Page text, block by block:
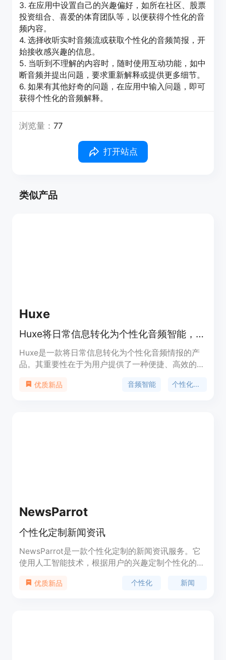
3. 在应用中设置自己的兴趣偏好，如所在社区、股票
投资组合、喜爱的体育团队等，以便获得个性化的音
频内容。
4. 选择收听实时音频流或获取个性化的音频简报，开
始接收感兴趣的信息。
5. 当听到不理解的内容时，随时使用互动功能，如中
断音频并提出问题，要求重新解释或提供更多细节。
6. 如果有其他好奇的问题，在应用中输入问题，即可
获得个性化的音频解释。
浏览量：77
打开站点
类似产品
Huxe
Huxe将日常信息转化为个性化音频智能，无需滚动浏览获取资讯。
Huxe是一款将日常信息转化为个性化音频情报的产
品。其重要性在于为用户提供了一种便捷、高效的信
获取所需信息。主要优点包括个性化定制、互动性
优质新品 音频智能 个性化信息
NewsParrot
个性化定制新闻资讯
NewsParrot是一款个性化定制的新闻资讯服务。它
使用人工智能技术，根据用户的兴趣定制个性化的新
户始终保持对关注话题的最新了解。
优质新品 个性化 新闻